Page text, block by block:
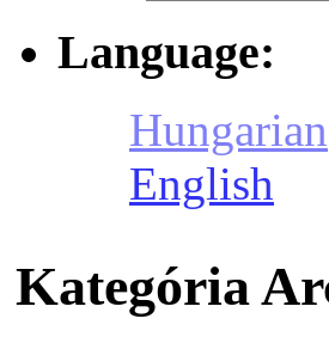
Language:
Hungarian
English
Kategória